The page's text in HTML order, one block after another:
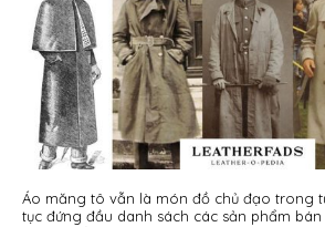
Áo măng tô vẫn là món đồ chủ đạo trong
tục đứng đầu danh sách các sản phẩm